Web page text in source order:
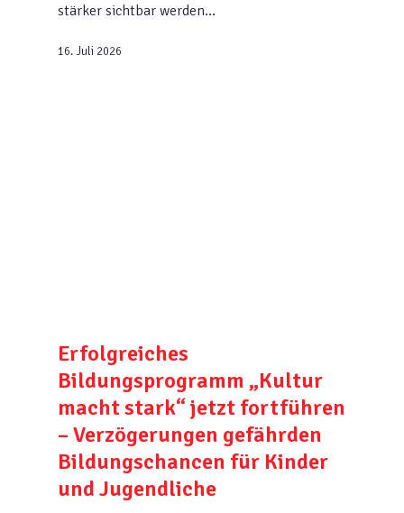
stärker sichtbar werden…
16. Juli 2026
Erfolgreiches
Bildungsprogramm „Kultur
macht stark“ jetzt fortführen
– Verzögerungen gefährden
Bildungschancen für Kinder
und Jugendliche